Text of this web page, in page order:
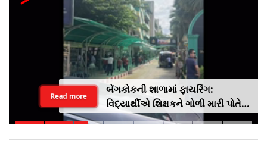
બેંગકોકની શાળામાં ફાયરિંગ:
વિદ્યાર્થીએ શિક્ષકને ગોળી મારી પોતે
પણ કરી આત્મહત્યા, ફાયરિંગમા 15
Read more